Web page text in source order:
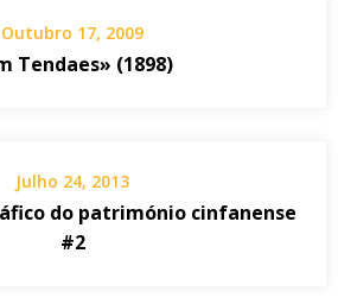
Outubro 17, 2009
Tendaes» (1898)
Julho 24, 2013
do património cinfanense
#2